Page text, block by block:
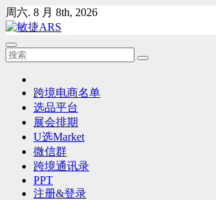
Skip
to
content
周六. 8 月 8th, 2026
跨境电商名单
选品平台
展会排期
U选Market
微信群
跨境通讯录
PPT
注册&登录